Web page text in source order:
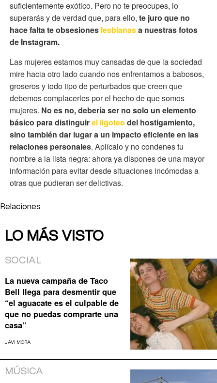
suficientemente exótico. Pero no te preocupes, lo
superarás y de verdad que, para ello, te juro que no
hace falta te obsesiones lesbianasa nuestras fotos
de Instagram.
Las mujeres estamos muy cansadas de que la sociedad
mire hacia otro lado cuando nos enfrentamos a babosos,
groseros y todo tipo de perturbados que creen que
debemos complacerles por el hecho de que somos
mujeres. No es no, debería ser no solo un elemento
básico para distinguirel ligoteo del hostigamiento,
sino también dar lugar a un impacto eficiente en las
relaciones personales. Aplícalo y no condenes tu
nombre a la lista negra: ahora ya dispones de una mayor
información para evitar desde situaciones incómodas a
otras que pudieran ser delictivas.
Relaciones
LO MÁS VISTO
SOCIAL
La nueva campaña de Taco
Bell llega para desmentir que
“el aguacate es el culpable de
que no puedas comprarte una
casa”
JAVI MORA
MÚSICA